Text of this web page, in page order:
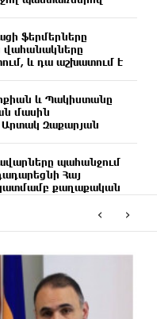
ֆերմերները
վահանակները
և դա աշխատում է
և Պակիստանը
մասին
Արտակ Զաքարյան
պահանջում
Հայ
քաղաքական
հայ է և չի
‹ ›